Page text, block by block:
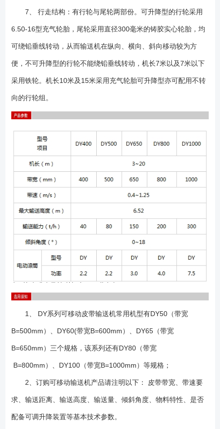
7、 行走结构：有行轮与尾轮两部份。可升降型的行轮采用
6.50-16型充气轮胎，尾轮采用直径300毫米的铸胶实心轮胎，均
可绕铅垂线转动，从而输送机在纵向、横向、斜向移动较为方
便，不可升降型的行轮不能绕铅垂线转动，机长7米以及7米以下
采用铁轮。机长10米及15米采用充气轮胎可升降型亦可配用不转
向的行轮组。
1、 DY系列可移动皮带输送机常用机型有DY50（带宽
B=500mm）、DY60(带宽B=600mm）、DY65（带宽
B=650mm）三个规格，该系列还有DY80（带宽
B=800mm）、DY100（带宽B=1000mm）等规格；
2、订购可移动输送机产品请注明以下： 皮带带宽、带速要
求、输送距离、输送高度、输送量、倾斜角度、物料特性、是否
配备可调升降装置等基本技术参数。